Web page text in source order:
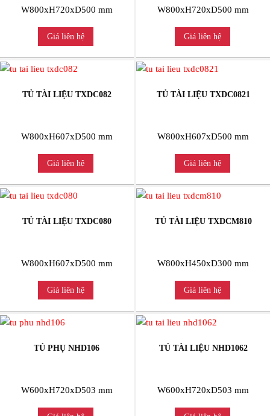
W800xH720xD500 mm
Giá liên hệ
W800xH720xD500 mm
Giá liên hệ
TỦ TÀI LIỆU TXDC082
W800xH607xD500 mm
Giá liên hệ
TỦ TÀI LIỆU TXDC0821
W800xH607xD500 mm
Giá liên hệ
TỦ TÀI LIỆU TXDC080
W800xH607xD500 mm
Giá liên hệ
TỦ TÀI LIỆU TXDCM810
W800xH450xD300 mm
Giá liên hệ
TỦ PHỤ NHD106
W600xH720xD503 mm
TỦ TÀI LIỆU NHD1062
W600xH720xD503 mm